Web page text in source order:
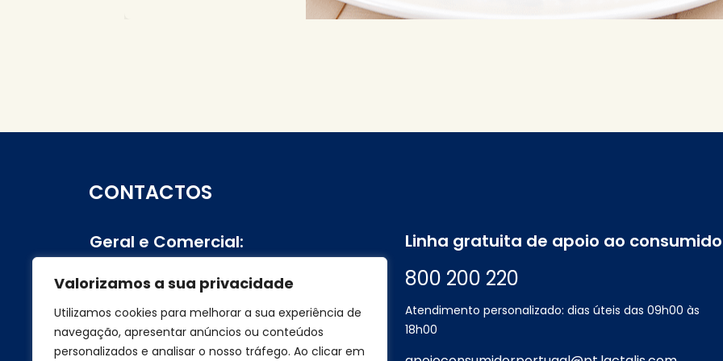
Valorizamos a sua privacidade
Utilizamos cookies para melhorar a sua experiência de
navegação, apresentar anúncios ou conteúdos
personalizados e analisar o nosso tráfego. Ao clicar em
CONTACTOS
Geral e Comercial:
+351 219 248 600
Linha gratuita de apoio ao
800 200 220
Atendimento personalizado: dias úteis das 09h00 às
18h00